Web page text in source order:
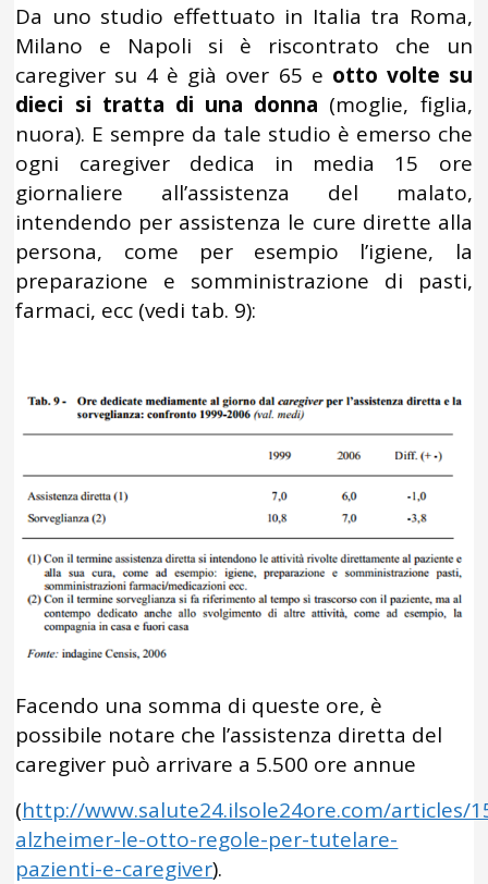
Da uno studio effettuato in Italia tra Roma,
Milano e Napoli si è riscontrato che un
caregiver su 4 è già over 65 e otto volte su
dieci si tratta di una donna (moglie, figlia,
nuora). E sempre da tale studio è emerso che
ogni caregiver dedica in media 15 ore
giornaliere all’assistenza del malato,
intendendo per assistenza le cure dirette alla
persona, come per esempio l’igiene, la
preparazione e somministrazione di pasti,
farmaci, ecc (vedi tab. 9):
Facendo una somma di queste ore, è
possibile notare che l’assistenza diretta del
caregiver può arrivare a 5.500 ore annue
(http://www.salute24.ilsole24ore.com/articles/
alzheimer-le-otto-regole-per-tutelare-
pazienti-e-caregiver).